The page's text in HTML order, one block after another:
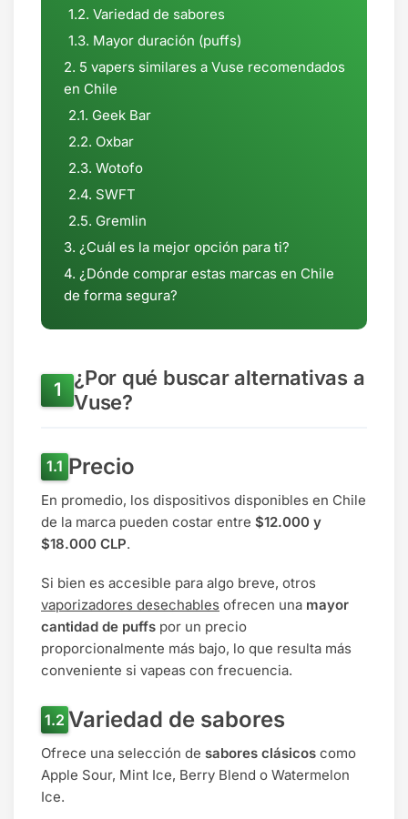
Variedad de sabores
Mayor duración (puffs)
5 vapers similares a Vuse recomendados
en Chile
Geek Bar
Oxbar
Wotofo
SWFT
Gremlin
¿Cuál es la mejor opción para ti?
¿Dónde comprar estas marcas en Chile
de forma segura?
¿Por qué buscar alternativas a
Vuse?
Precio
En promedio, los dispositivos disponibles en Chile
de la marca pueden costar entre $12.000 y
$18.000 CLP.
Si bien es accesible para algo breve, otros
vaporizadores desechables ofrecen una mayor
cantidad de puffs por un precio
proporcionalmente más bajo, lo que resulta más
conveniente si vapeas con frecuencia.
Variedad de sabores
Ofrece una selección de sabores clásicos como
Apple Sour, Mint Ice, Berry Blend o Watermelon
Ice.